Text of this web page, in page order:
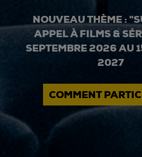
NOUVEAU THÈME :
APPEL À FILMS &
SEPTEMBRE 2026 AU
2027
COMMENT